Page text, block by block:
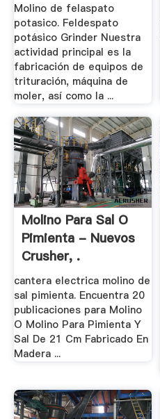
Molino de felaspato
potasico. Feldespato
potásico Grinder Nuestra
actividad principal es la
fabricación de equipos de
trituración, máquina de
moler, así como la ...
Molino Para Sal O
Pimienta - Nuevos
Crusher, .
cantera electrica molino de
sal pimienta. Encuentra 20
publicaciones para Molino
O Molino Para Pimienta Y
Sal De 21 Cm Fabricado En
Madera ...